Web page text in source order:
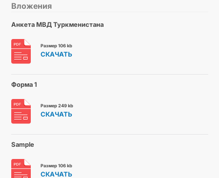
Вложения
Анкета МВД Туркменистана
Размер 106 kb
СКАЧАТЬ
Форма 1
Размер 249 kb
СКАЧАТЬ
Sample
Размер 106 kb
СКАЧАТЬ